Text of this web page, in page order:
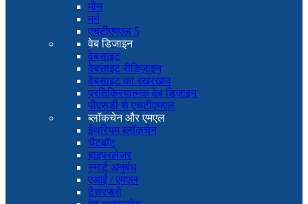
मीन
मर्न
एचटीएमएल 5
वेब डिजाइन
वेबसाइट
वेबसाइट रीडिज़ाइन
वेबसाइट का रखरखाव
प्रतिक्रियात्मक वेब डिज़ाइन
पीएसडी से एचटीएमएल
ब्लॉकचेन और एमएल
ईथरियम ब्लॉकचेन
चैटबॉट
हाइपरलेजर
स्मार्ट अनुबंध
एआई / एमएल
टेंसरफ्लो